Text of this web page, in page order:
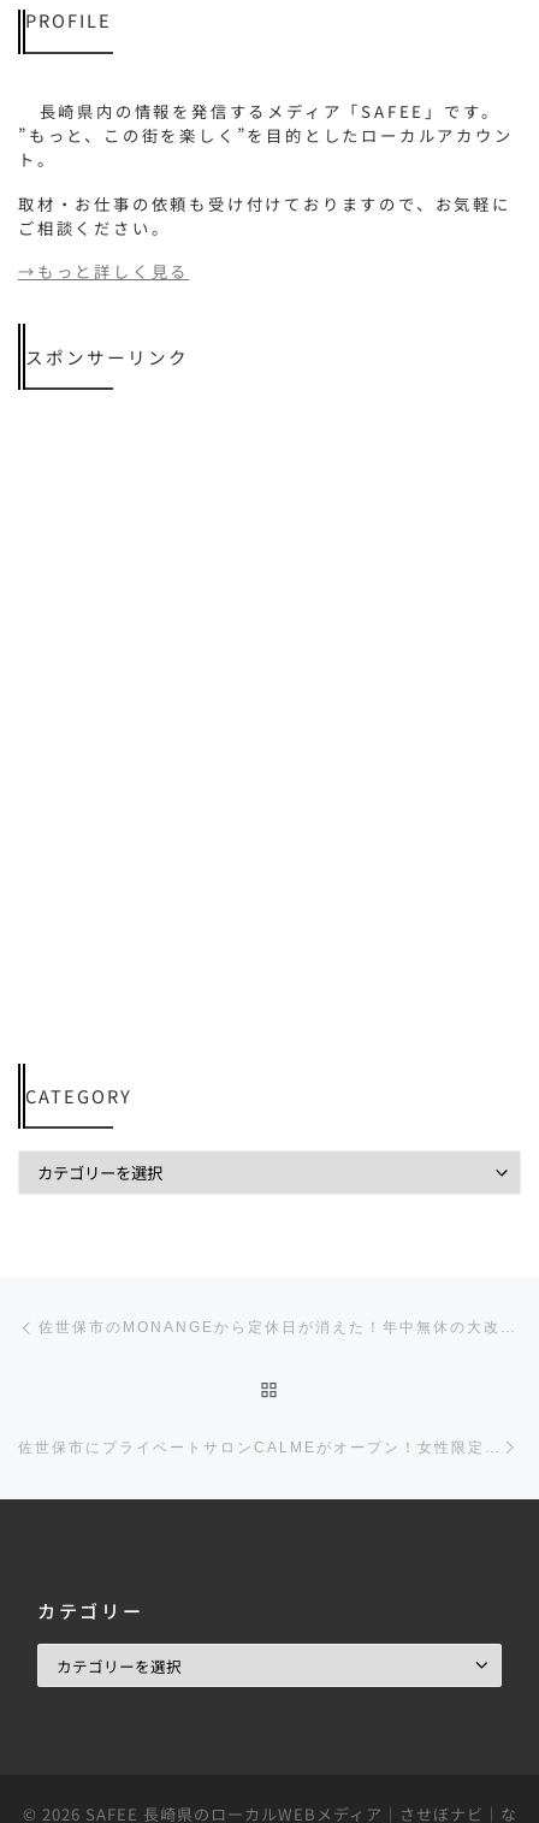
PROFILE
長崎県内の情報を発信するメディア「SAFEE」です。
”もっと、この街を楽しく”を目的としたローカルアカウン
ト。
取材・お仕事の依頼も受け付けておりますので、お気軽に
ご相談ください。
→もっと詳しく見る
スポンサーリンク
CATEGORY
投稿ナビゲーション 佐世保市のMONANGEから定休日が消えた！年中無休の大改革！新作情報もあるよ！
佐世保市にプライベートサロンCALMEがオープン！女性限定の格安揉みほぐし！効くぅ！
カテゴリー
© 2026 SAFEE 長崎県のローカルWEBメディア｜させぼナビ｜な